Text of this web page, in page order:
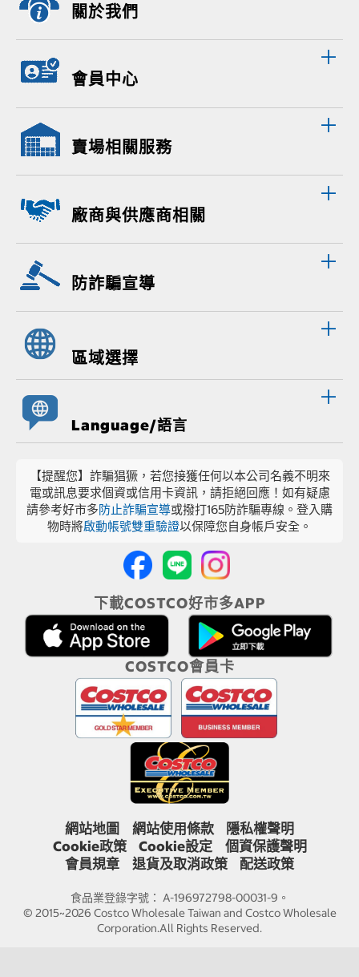
關於我們
會員中心
賣場相關服務
廠商與供應商相關
防詐騙宣導
區域選擇
Language/語言
【提醒您】詐騙猖獗，若您接獲任何以本公司名義不明來
電或訊息要求個資或信用卡資訊，請拒絕回應！如有疑慮
請參考好市多防止詐騙宣導或撥打165防詐騙專線。登入購
物時將啟動帳號雙重驗證以保障您自身帳戶安全。
下載COSTCO好市多APP
COSTCO會員卡
網站地圖 網站使用條款
隱私權聲明
Cookie政策
Cookie設定
個資保護聲明
會員規章
退貨及取消政策 配送政策
食品業登錄字號： A-196972798-00031-9。
© 2015~2026 Costco Wholesale Taiwan and Costco Wholesale
Corporation.All Rights Reserved.